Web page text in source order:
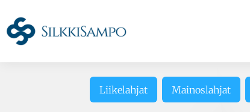
Liikelahjat Mainoslahjat